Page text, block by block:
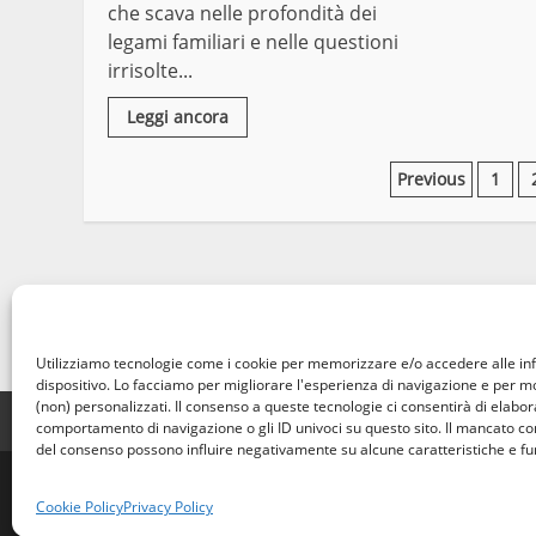
Utilizziamo tecnologie come i cookie per memorizzare e/o accedere alle
dispositivo. Lo facciamo per migliorare l'esperienza di navigazione e per
(non) personalizzati. Il consenso a queste tecnologie ci consentirà di
comportamento di navigazione o gli ID univoci su questo sito. Il mancato
del consenso possono influire negativamente su alcune caratteristiche e
Cookie PolicyPrivacy Policy
che scava nelle profondità dei
legami familiari e nelle questioni
irrisolte...
Leggi ancora
degli
Previous 1
Home Privacy Policy Cookie Policy Contatti